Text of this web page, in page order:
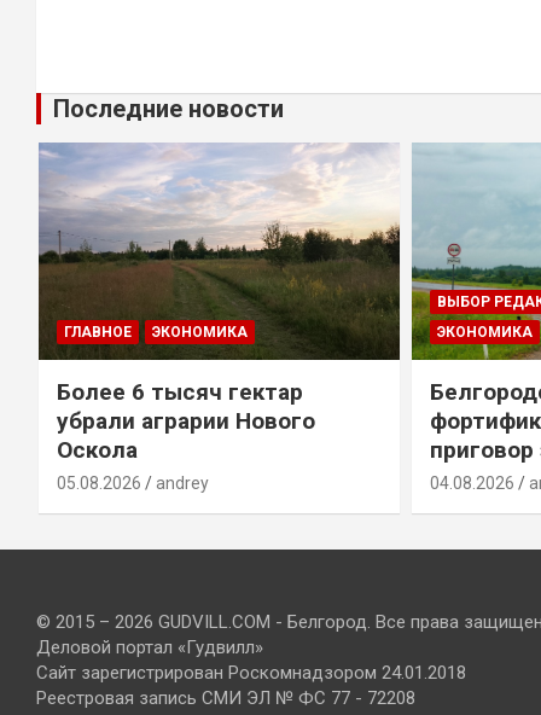
Последние новости
ГЛАВНОЕ ЭКОНОМИКА
Более 6 тысяч гектар
убрали аграрии Нового
Оскола
05.08.2026 andrey
ВЫБОР
ЭКОНОМИКА
04.08.2026
© 2015 – 2026 GUDVILL.COM - Белгород. Все права
Деловой портал «Гудвилл»
Сайт зарегистрирован Роскомнадзором 24.01.2018
Реестровая запись СМИ ЭЛ № ФС 77 - 72208